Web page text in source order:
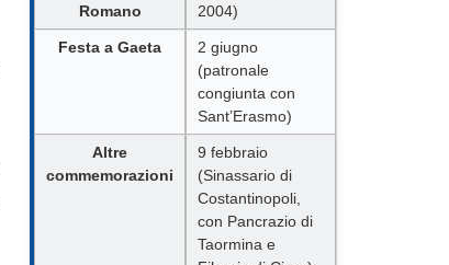
Romano
2004)
Festa a Gaeta
2 giugno
(patronale
congiunta con
Sant’Erasmo)
Altre
commemorazioni
9 febbraio
(Sinassario di
Costantinopoli,
con Pancrazio di
Taormina e